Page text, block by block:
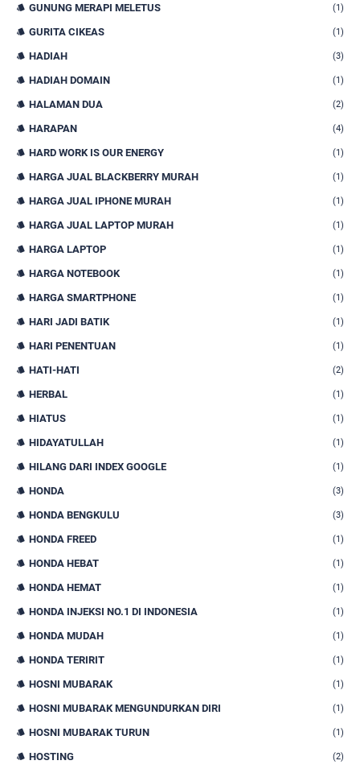
GUNUNG MERAPI MELETUS (1)
GURITA CIKEAS (1)
HADIAH (3)
HADIAH DOMAIN (1)
HALAMAN DUA (2)
HARAPAN (4)
HARD WORK IS OUR ENERGY (1)
HARGA JUAL BLACKBERRY MURAH (1)
HARGA JUAL IPHONE MURAH (1)
HARGA JUAL LAPTOP MURAH (1)
HARGA LAPTOP (1)
HARGA NOTEBOOK (1)
HARGA SMARTPHONE (1)
HARI JADI BATIK (1)
HARI PENENTUAN (1)
HATI-HATI (2)
HERBAL (1)
HIATUS (1)
HIDAYATULLAH (1)
HILANG DARI INDEX GOOGLE (1)
HONDA (3)
HONDA BENGKULU (3)
HONDA FREED (1)
HONDA HEBAT (1)
HONDA HEMAT (1)
HONDA INJEKSI NO.1 DI INDONESIA (1)
HONDA MUDAH (1)
HONDA TERIRIT (1)
HOSNI MUBARAK (1)
HOSNI MUBARAK MENGUNDURKAN DIRI (1)
HOSNI MUBARAK TURUN (1)
HOSTING (2)